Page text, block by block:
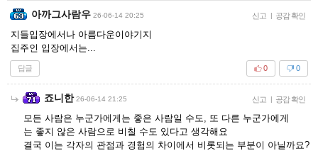
아까그사람우 26-06-14 20:25 신고 | 공감 확인
지들입장에서나 아름다운이야기지
집주인 입장에서는...
답글 0
0
죠니한 26-06-14 21:25 신고 | 공감 확인
모든 사람은 누군가에게는 좋은 사람일 수도, 또 다른 누군가에게
는 좋지 않은 사람으로 비칠 수도 있다고 생각해요
결국 이는 각자의 관점과 경험의 차이에서 비롯되는 부분이 아닐까요?